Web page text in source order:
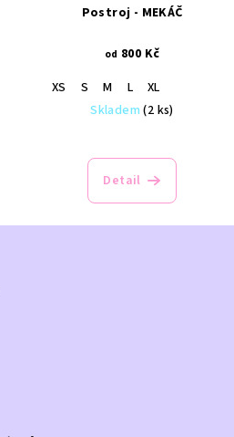
Postroj - MEKÁČ
od 800 Kč
XS
S M L
XL
Skladem(2 ks)
Detail